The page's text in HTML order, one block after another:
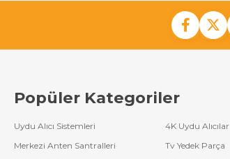
Popüler Kategoriler
Uydu Alıcı Sistemleri 4K Uydu Alıcılar
Merkezi Anten Santralleri
Tv Yedek Parça